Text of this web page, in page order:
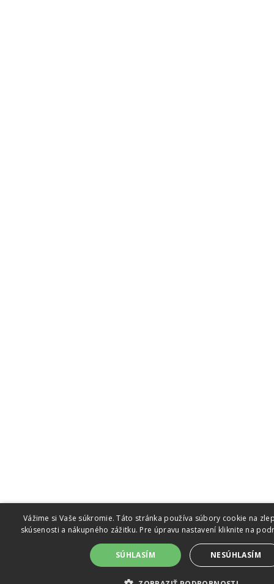
Vážime si Vaše súkromie. Táto stránka používa súbory cookie na
skúsenosti a nákupného zážitku. Pre úpravu nastavení kliknite na
SÚHLASÍM NESÚHLASÍM